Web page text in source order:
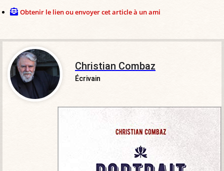
Obtenir le lien ou envoyer cet article à un ami
Christian Combaz
Écrivain